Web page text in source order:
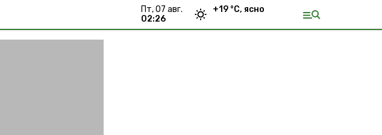
пт, 07 авг.
02:26
+19 °С, ясно